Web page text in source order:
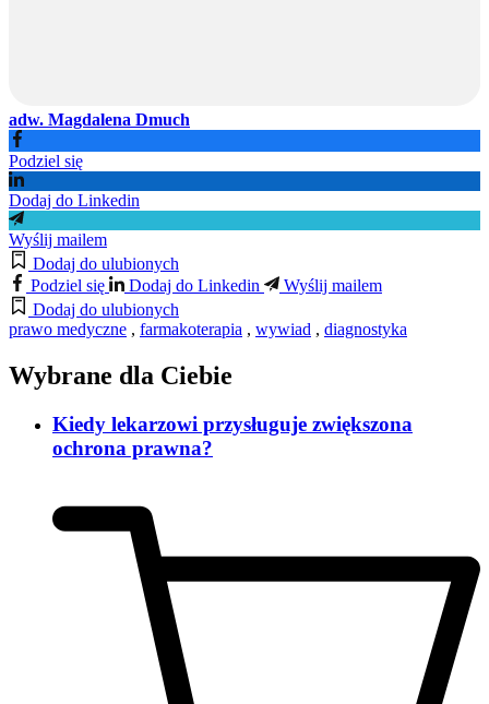
adw. Magdalena Dmuch
Podziel się
Dodaj do Linkedin
Wyślij mailem
Dodaj do ulubionych
Podziel się
Dodaj do Linkedin
Wyślij mailem
Dodaj do ulubionych
prawo medyczne , farmakoterapia , wywiad , diagnostyka
Wybrane dla Ciebie
Kiedy lekarzowi przysługuje zwiększona
ochrona prawna?